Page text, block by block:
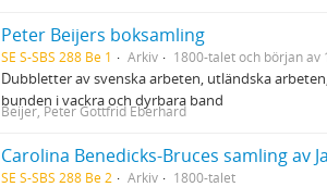
Peter Beijers boksamling
SE S-SBS 288 Be 1 Arkiv 1800-talet och början av
Dubbletter av svenska arbeten, utländska
bunden i vackra och dyrbara band
Beijer, Peter Gottfrid Eberhard
Carolina Benedicks-Bruces samling av
SE S-SBS 288 Be 2 Arkiv 1800-talet